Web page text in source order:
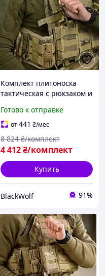
Комплект плитоноска
тактическая с рюкзаком и
BLK-49
Готово к отправке
от441 ₴/мес
4 412₴/комплект
8 824 ₴/комплект
Купить
BlackWolf 91%